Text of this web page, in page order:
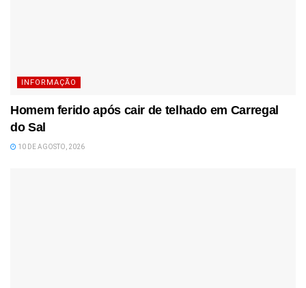
INFORMAÇÃO
Homem ferido após cair de telhado em Carregal
do Sal
10 DE AGOSTO, 2026